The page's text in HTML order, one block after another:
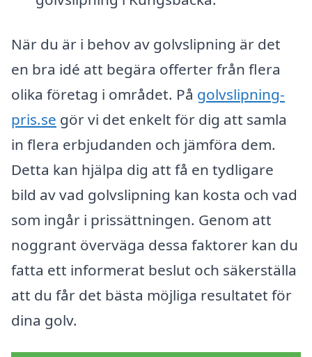
När du är i behov av golvslipning är det
en bra idé att begära offerter från flera
olika företag i området. På golvslipning-
pris.se gör vi det enkelt för dig att samla
in flera erbjudanden och jämföra dem.
Detta kan hjälpa dig att få en tydligare
bild av vad golvslipning kan kosta och vad
som ingår i prissättningen. Genom att
noggrant överväga dessa faktorer kan du
fatta ett informerat beslut och säkerställa
att du får det bästa möjliga resultatet för
dina golv.